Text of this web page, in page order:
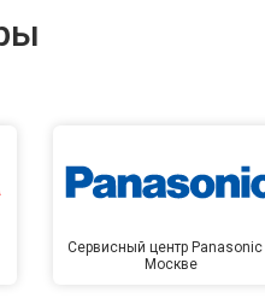
Сервисный центр Panasonic
Москве